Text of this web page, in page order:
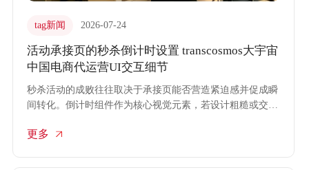
tag新闻 2026-07-24
活动承接页的秒杀倒计时设置 transcosmos大宇宙
中国电商代运营UI交互细节
秒杀活动的成败往往取决于承接页能否营造紧迫感并促成瞬
间转化。倒计时组件作为核心视觉元素，若设计粗糙或交互
transcosmos大宇宙中国将秒杀倒计时视为电商代运营UI交互
间压力转化为强劲的购买动力。
更多